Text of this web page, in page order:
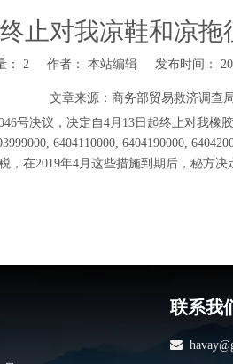
止对我凉鞋和凉拖
： 2作者： 本站编辑 发布时间：
文章来源： 商务部贸易救济调查
号决议，决定自4月13日起终止对我橡
6404110000, 6404190000,
在2019年4月这些措施到期后，秘方决
联系我
